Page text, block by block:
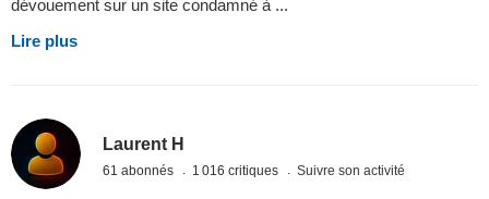
dévouement sur un site condamné à ...
Lire plus
Laurent H
61 abonnés 1 016 critiques Suivre son activité